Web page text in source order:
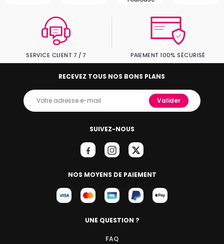
SERVICE CLIENT 7 / 7 PAIEMENT 100% SÉCURISÉ
SUIVEZ-NOUS
NOS MOYENS DE PAIEMENT
RECEVEZ TOUS NOS BONS PLANS
Valider
UNE QUESTION ?
FAQ